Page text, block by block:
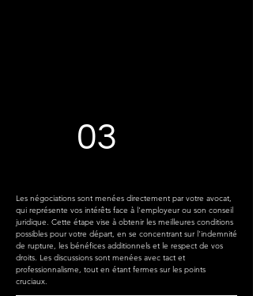
03
Les négociations sont menées directement par votre avocat,
qui représente vos intérêts face à l'employeur ou son conseil
juridique. Cette étape vise à obtenir les meilleures conditions
possibles pour votre départ, en se concentrant sur l'indemnité
de rupture, les bénéfices additionnels et le respect de vos
droits. Les discussions sont menées avec tact et
professionnalisme, tout en étant fermes sur les points
cruciaux.